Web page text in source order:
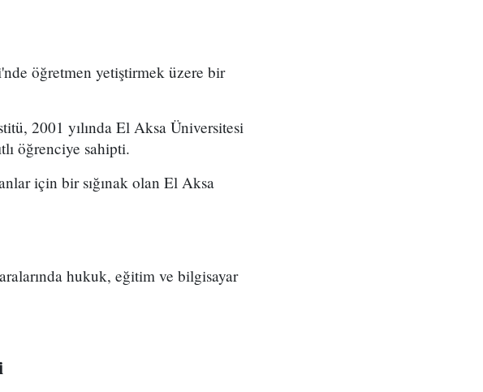
öğretmen yetiştirmek üzere bir
2001 yılında El Aksa Üniversitesi
öğrenciye sahipti.
için bir sığınak olan El Aksa
hukuk, eğitim ve bilgisayar